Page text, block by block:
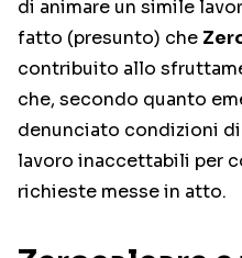
di animare un simile
fatto (presunto) che
contribuito allo
che, secondo quanto
denunciato condizioni
lavoro inaccettabili per
richieste messe in atto.